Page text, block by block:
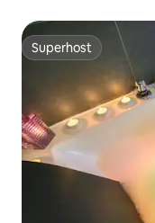
Superhost
Superhost